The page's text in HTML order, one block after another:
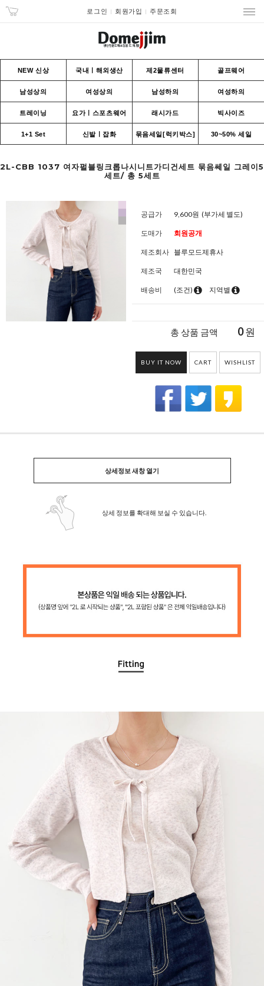
로그인 회원가입 주문조회
NEW 신상 국내ㅣ해외생산 제2물류센터 골프웨어
남성상의 여성상의 남성하의 여성하의
트레이닝 요가ㅣ스포츠웨어 래시가드 빅사이즈
1+1 Set 신발ㅣ잡화 묶음세일[럭키박스] 30~50% 세일
2L-CBB 1037 여자펄블링크롭나시니트가디건세트 묶음쎄일 그레이5
세트/ 총 5세트
공급가 9,600원 (부가세 별도)
도매가 회원공개
제조회사 블루모드제휴사
제조국 대한민국
배송비 (조건) 지역별
총 상품 금액 0원
BUY IT NOW CART WISHLIST
상세정보 새창 열기
상세 정보를 확대해 보실 수 있습니다.